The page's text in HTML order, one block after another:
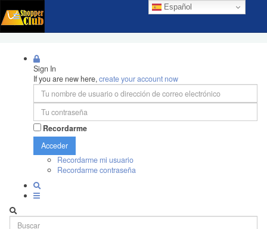
Español
Sign In
If you are new here,create your account now
Recordarme
Acceder
Recordarme mi usuario
Recordarme contraseña